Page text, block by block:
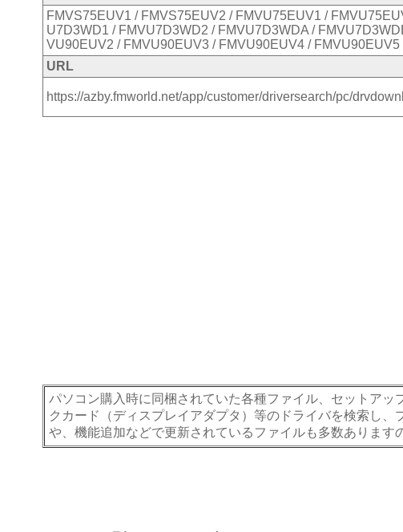
FMVS75EUV1 / FMVS75EUV2 / FMVU75EUV1 /
U7D3WD1 / FMVU7D3WD2 / FMVU7D3WDA /
VU90EUV2 / FMVU90EUV3 / FMVU90EUV4 /
URL
https://azby.fmworld.net/app/customer/driversearch/pc/
パソコン購入時に同梱されていた各種ファイル、セットア
クカード（ディスプレイアダプタ）等のドライバを検索し
や、機能追加などで更新されているファイルも多数あります